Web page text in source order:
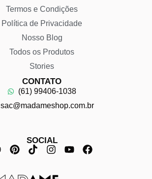
Termos e Condições
Política de Privacidade
Nosso Blog
Todos os Produtos
Stories
CONTATO
(61) 99406-1038
sac@madameshop.com.br
SOCIAL